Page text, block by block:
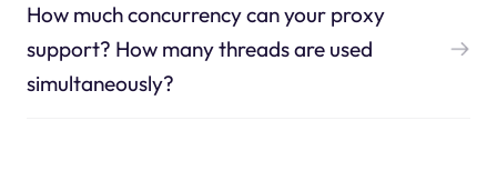
How much concurrency can your proxy
support? How many threads are used
simultaneously?